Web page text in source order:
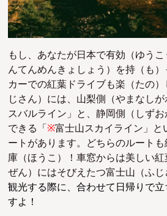
もし、あなたが日本で有効（ゆう
んてんめんきょしょう）を持（も
カーでの紅葉ドライブも楽（たの
じさん）には、山梨側（やまなし
スバルライン」と、静岡側（しず
できる「※富士山スカイライン」と
ートがあります。どちらのルート
庫（ほうこ）！車窓からは美しい
ぜん）にはそびえたつ富士山（ふ
観光する際に、合わせて日帰りで
すよ！